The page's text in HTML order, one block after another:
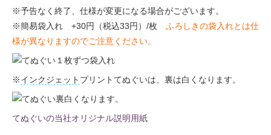
※予告なく終了、仕様が変更になる場合がございます。
※簡易袋入れ +30円（税込33円）/枚 ふろしきの袋入れとは仕
様が異なりますのでご注意ください。
※インクジェット プリントてぬぐいは、裏は白くなります。
てぬぐいの当社オリジナル説明用紙